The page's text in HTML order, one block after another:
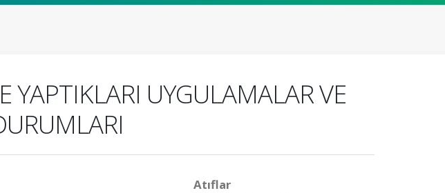
YAPTIKLARI UYGULAMALAR VE
Atıflar